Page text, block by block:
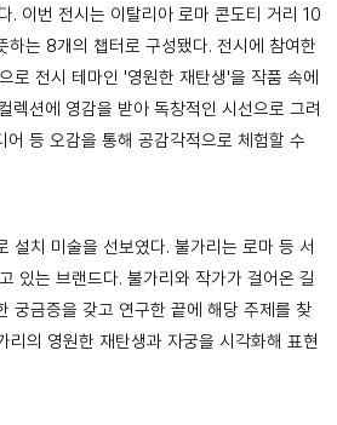
. 이번 전시는 이탈리아 로마 콘도티 거리 10
하는 8개의 챕터로 구성됐다. 전시에 참여한
로 전시 테마인 '영원한 재탄생'을 작품 속에
렉션에 영감을 받아 독창적인 시선으로 그려
어 등 오감을 통해 공감각적으로 체험할 수
설치 미술을 선보였다. 불가리는 로마 등 서
있는 브랜드다. 불가리와 작가가 걸어온 길
궁금증을 갖고 연구한 끝에 해당 주제를 찾
리의 영원한 재탄생과 자궁을 시각화해 표현